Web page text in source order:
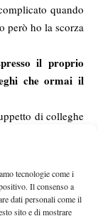
tecnologie come i
Il consenso a
dati personali come il
sito e di mostrare
quando
però ho la scorza
il proprio
che ormai il
di colleghe
nei propri mezzi,
che facevano
su me stessa.
n’erano pochi.